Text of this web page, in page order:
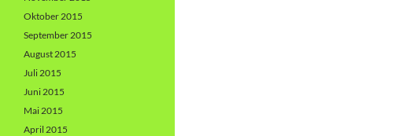
Oktober 2015
September 2015
August 2015
Juli 2015
Juni 2015
Mai 2015
April 2015